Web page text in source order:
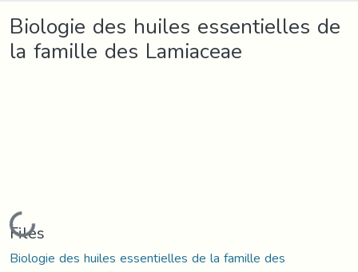
Biologie des huiles essentielles de
la famille des Lamiaceae
Loading...
Files
Biologie des huiles essentielles de la famille des